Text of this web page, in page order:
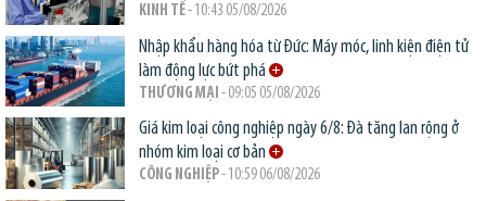
KINH TẾ- 10:43 05/08/2026
Nhập khẩu hàng hóa từ Đức: Máy móc, linh kiện điện tử
làm động lực bứt phá
THƯƠNG MẠI - 09:05 05/08/2026
Giá kim loại công nghiệp ngày 6/8: Đà tăng lan rộng ở
nhóm kim loại cơ bản
CÔNG NGHIỆP- 10:59 06/08/2026